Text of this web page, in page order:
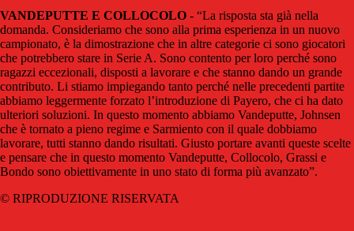
VANDEPUTTE E COLLOCOLO - “La risposta sta già nella
domanda. Consideriamo che sono alla prima esperienza in un nuovo
campionato, è la dimostrazione che in altre categorie ci sono giocatori
che potrebbero stare in Serie A. Sono contento per loro perché sono
ragazzi eccezionali, disposti a lavorare e che stanno dando un grande
contributo. Li stiamo impiegando tanto perché nelle precedenti partite
abbiamo leggermente forzato l’introduzione di Payero, che ci ha dato
ulteriori soluzioni. In questo momento abbiamo Vandeputte, Johnsen
che è tornato a pieno regime e Sarmiento con il quale dobbiamo
lavorare, tutti stanno dando risultati. Giusto portare avanti queste scelte
e pensare che in questo momento Vandeputte, Collocolo, Grassi e
Bondo sono obiettivamente in uno stato di forma più avanzato”.
© RIPRODUZIONE RISERVATA